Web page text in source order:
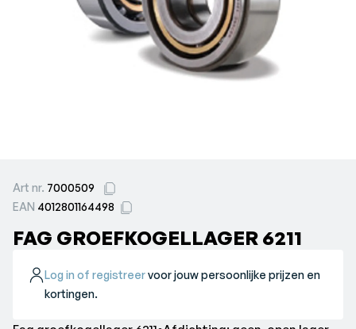
Art nr. 7000509
EAN 4012801164498
FAG GROEFKOGELLAGER 6211
Log in of registreervoor jouw persoonlijke prijzen en
kortingen.